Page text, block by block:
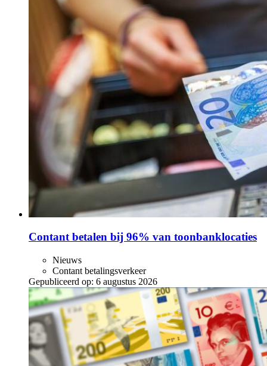
Contant betalen bij 96% van toonbanklocaties
Nieuws
Contant betalingsverkeer
Gepubliceerd op: 6 augustus 2026